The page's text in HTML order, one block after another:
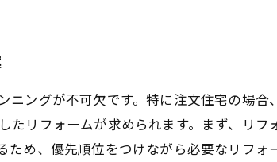
ングが不可欠です。特に注文住宅の場
リフォームが求められます。まず、リ
め、優先順位をつけながら必要なリフ